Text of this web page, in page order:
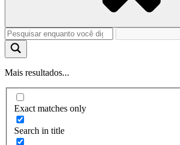
Mais resultados...
Exact matches only
Search in title